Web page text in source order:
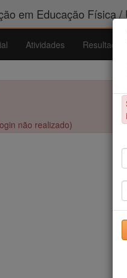
em Educação Física /
Atividades Resultados
não realizado)